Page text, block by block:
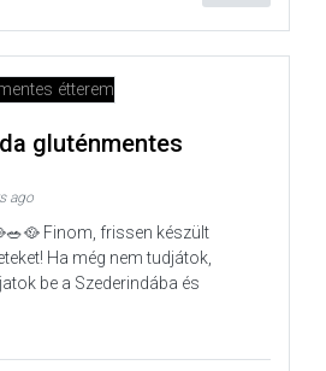
gluténmentes
ago
Finom, frissen készült
Ha még nem tudjátok,
be a Szederindába és